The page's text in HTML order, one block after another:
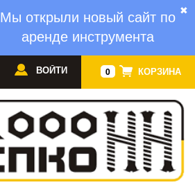
✖
Мы открыли новый сайт по
аренде инструмента
0 КОРЗИНА
ВОЙТИ